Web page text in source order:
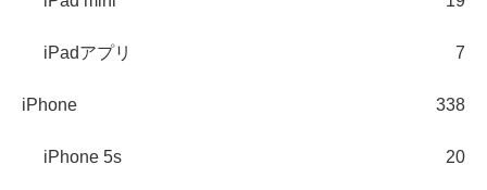
iPadアプリ 7
iPhone 338
iPhone 5s 20